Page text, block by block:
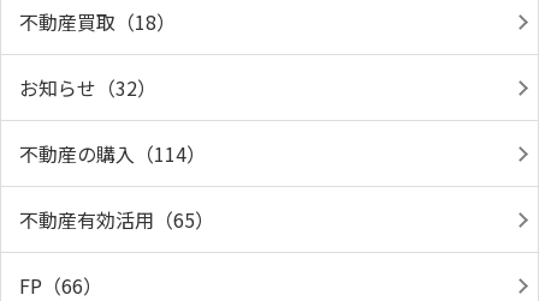
不動産買取（18）
お知らせ（32）
不動産の購入（114）
不動産有効活用（65）
FP（66）